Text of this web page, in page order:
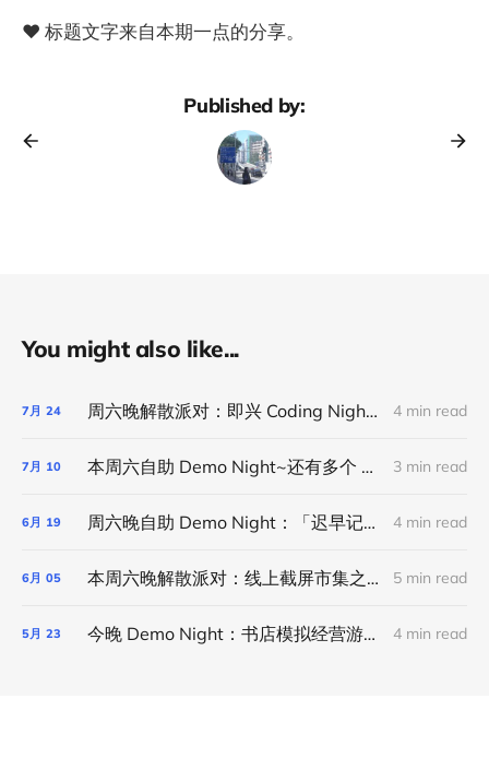
❤️ 标题文字来自本期一点的分享。
Published by:
You might also like...
7月 24 周六晚解散派对：即兴 Coding Night｜线上活动 4 min read
7月 10 本周六自助 Demo Night~还有多个 Demo 名额可以报名~ 3 min read
6月 19 周六晚自助 Demo Night：「迟早记账」app、写菜谱的中国女人、晨间笔记小程序和欢迎报名 4 min read
6月 05 本周六晚解散派对：线上截屏市集之线下版之线上版 5 min read
5月 23 今晚 Demo Night：书店模拟经营游戏、蒸馏「利器」、用 AI 省下开书店的十多万、咖啡风味订阅计划、用 CC 设计自行车棚和共享彼此的环境音 4 min read